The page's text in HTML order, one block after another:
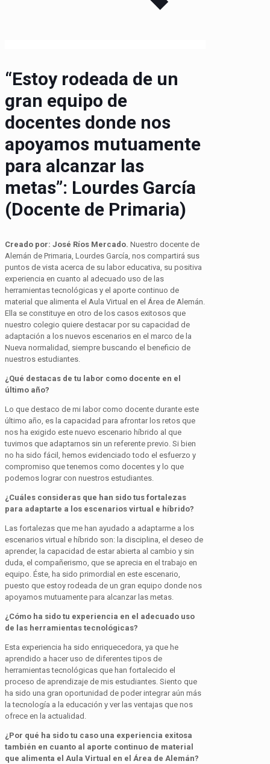
“Estoy rodeada de un
gran equipo de
docentes donde nos
apoyamos mutuamente
para alcanzar las
metas”: Lourdes García
(Docente de Primaria)
Creado por: José Ríos Mercado. Nuestro docente de
Alemán de Primaria, Lourdes García, nos compartirá sus
puntos de vista acerca de su labor educativa, su positiva
experiencia en cuanto al adecuado uso de las
herramientas tecnológicas y el aporte continuo de
material que alimenta el Aula Virtual en el Área de Alemán.
Ella se constituye en otro de los casos exitosos que
nuestro colegio quiere destacar por su capacidad de
adaptación a los nuevos escenarios en el marco de la
Nueva normalidad, siempre buscando el beneficio de
nuestros estudiantes.
¿Qué destacas de tu labor como docente en el
último año?
Lo que destaco de mi labor como docente durante este
último año, es la capacidad para afrontar los retos que
nos ha exigido este nuevo escenario híbrido al que
tuvimos que adaptarnos sin un referente previo. Si bien
no ha sido fácil, hemos evidenciado todo el esfuerzo y
compromiso que tenemos como docentes y lo que
podemos lograr con nuestros estudiantes.
¿Cuáles consideras que han sido tus fortalezas
para adaptarte a los escenarios virtual e híbrido?
Las fortalezas que me han ayudado a adaptarme a los
escenarios virtual e híbrido son: la disciplina, el deseo de
aprender, la capacidad de estar abierta al cambio y sin
duda, el compañerismo, que se aprecia en el trabajo en
equipo. Éste, ha sido primordial en este escenario,
puesto que estoy rodeada de un gran equipo donde nos
apoyamos mutuamente para alcanzar las metas.
¿Cómo ha sido tu experiencia en el adecuado uso
de las herramientas tecnológicas?
Esta experiencia ha sido enriquecedora, ya que he
aprendido a hacer uso de diferentes tipos de
herramientas tecnológicas que han fortalecido el
proceso de aprendizaje de mis estudiantes. Siento que
ha sido una gran oportunidad de poder integrar aún más
la tecnología a la educación y ver las ventajas que nos
ofrece en la actualidad.
¿Por qué ha sido tu caso una experiencia exitosa
también en cuanto al aporte continuo de material
que alimenta el Aula Virtual en el Área de Alemán?